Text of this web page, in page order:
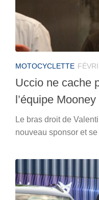
MOTOCYCLETTE
Uccio ne cache
l’équipe
Le bras droit de
nouveau sponsor et